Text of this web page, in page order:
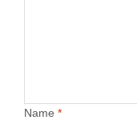
Name *